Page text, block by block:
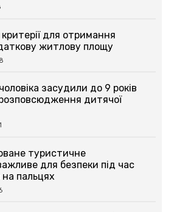
для отримання
житлову площу
засудили до 9 років
дитячої
туристичне
для безпеки під час
на пальцях